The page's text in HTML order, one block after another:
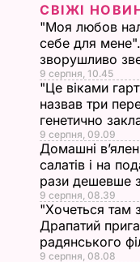
СВІЖІ
"Моя любов
себе для
зворушливо
9 серпня, 10.45
"Це віками
назвав три
генетично
9 серпня, 09.09
Домашні
салатів і на
рази дешевше
9 серпня, 08.39
"Хочеться там
Драпатий
радянського
9 серпня, 08.08